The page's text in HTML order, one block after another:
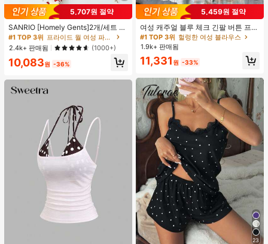
5,707원 절약
SANRIO [Homely Gents]2개/세트 여
성 프린트 라펠 반팔 버튼 포켓 상의
및 보우 반바지 잠옷 세트, 캐주얼 홈
웨어, 봄/여름에 적합
#1 TOP 3위
프라이드 월 여성 파자마 세트
높은 재방문 고객
거의 매진!
#1 TOP 3위
프라이드 월 여성 파자마 세트
높은 재방문 고객
거의 매진!
#1 TOP 3위
프라이드 월 여성 파자마 세트
높은 재방문 고객
거의 매진!
#1 TOP 3위
높은 재방문 고객
2.4k+ 판매됨 (1000+)
10,083원 -36%
5,459원 절약
여성 캐주얼 블루 체크 긴팔 버튼 프론
트 폴리에스터 셔츠, 레귤러 핏, 봄 의
류, 편안한 스타일
#1 TOP 3위 헐렁한 여성 블라우스
1.9k+ 판매됨
11,331 원 -33%
23